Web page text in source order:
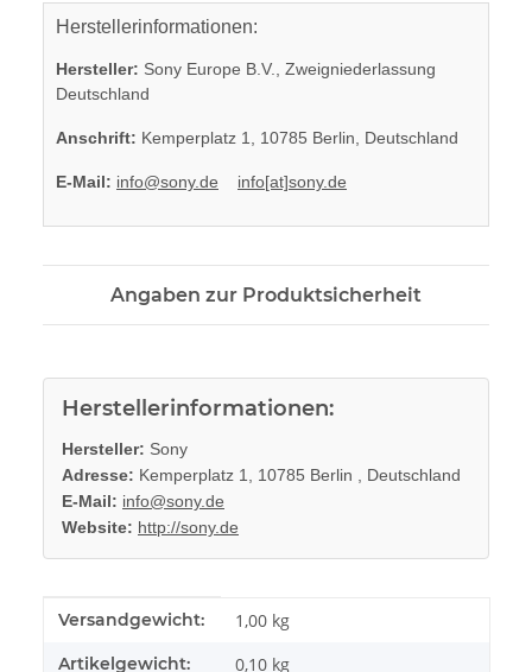
Herstellerinformationen:
Hersteller: Sony Europe B.V., Zweigniederlassung
Deutschland
Anschrift: Kemperplatz 1, 10785 Berlin, Deutschland
E-Mail: info@sony.de info[at]sony.de
Angaben zur Produktsicherheit
Herstellerinformationen:
Hersteller: Sony
Adresse: Kemperplatz 1, 10785 Berlin , Deutschland
E-Mail: info@sony.de
Website: http://sony.de
Produkteigenschaft
Wert
Versandgewicht: 1,00 kg
Artikelgewicht: 0,10 kg